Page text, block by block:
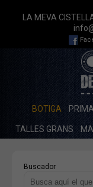
LA MEVA
BOTIGA
TALLES GRANS
Buscador